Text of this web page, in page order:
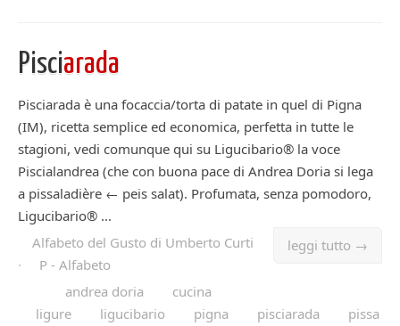
Pisciarada
Pisciarada è una focaccia/torta di patate in quel di Pigna
(IM), ricetta semplice ed economica, perfetta in tutte le
stagioni, vedi comunque qui su Ligucibario® la voce
Piscialandrea (che con buona pace di Andrea Doria si lega
a pissaladière ← peis salat). Profumata, senza pomodoro,
Ligucibario® ...
leggi tutto →
Alfabeto del Gusto di Umberto Curti
·
P - Alfabeto
andrea doria
cucina
ligure
ligucibario pigna pisciarada
pissa